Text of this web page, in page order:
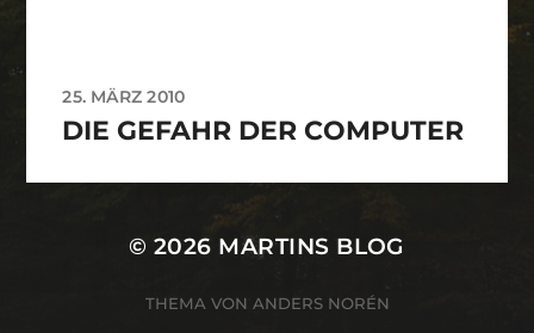
25. MÄRZ 2010
DIE GEFAHR DER COMPUTER
© 2026 MARTINS BLOG
THEMA VON ANDERS NORÉN